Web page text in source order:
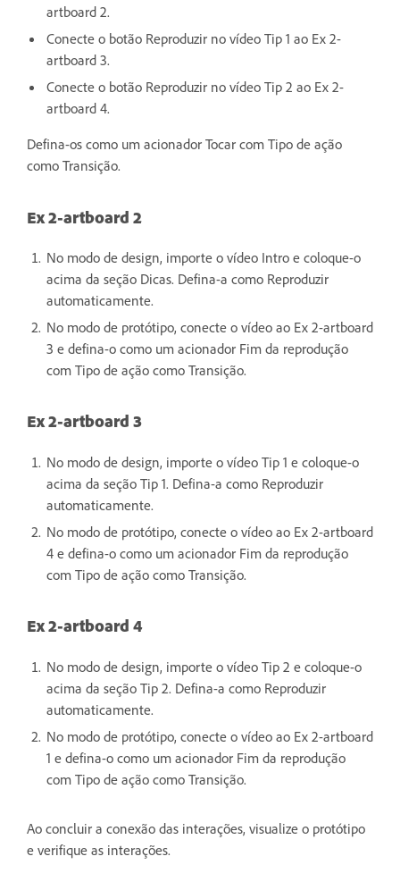
artboard 2.
Conecte o botão Reproduzir no vídeo Tip 1 ao Ex 2-
artboard 3.
Conecte o botão Reproduzir no vídeo Tip 2 ao Ex 2-
artboard 4.
Defina-os como um acionador Tocar com Tipo de ação
como Transição.
Ex 2-artboard 2
No modo de design, importe o vídeo Intro e coloque-o
acima da seção Dicas. Defina-a como Reproduzir
automaticamente.
No modo de protótipo, conecte o vídeo ao Ex 2-artboard
3 e defina-o como um acionador Fim da reprodução
com Tipo de ação como Transição.
Ex 2-artboard 3
No modo de design, importe o vídeo Tip 1 e coloque-o
acima da seção Tip 1. Defina-a como Reproduzir
automaticamente.
No modo de protótipo, conecte o vídeo ao Ex 2-artboard
4 e defina-o como um acionador Fim da reprodução
com Tipo de ação como Transição.
Ex 2-artboard 4
No modo de design, importe o vídeo Tip 2 e coloque-o
acima da seção Tip 2. Defina-a como Reproduzir
automaticamente.
No modo de protótipo, conecte o vídeo ao Ex 2-artboard
1 e defina-o como um acionador Fim da reprodução
com Tipo de ação como Transição.
Ao concluir a conexão das interações, visualize o protótipo
e verifique as interações.